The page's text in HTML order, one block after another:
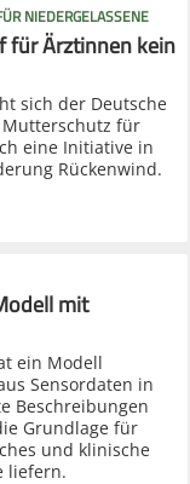
NIEDERGELASSENE
für Ärztinnen kein
sich der Deutsche
für
eine Initiative in
Rückenwind.
mit
ein Modell
Sensordaten in
Beschreibungen
Grundlage für
und klinische
liefern.